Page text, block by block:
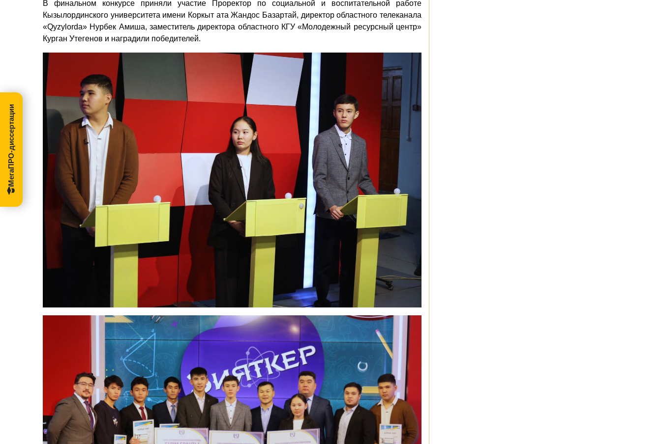
В финальном конкурсе приняли участие Проректор по социальной и воспитательной работе
Кызылординского университета имени Коркыт ата Жандос Базартай, директор областного телеканала
«Qyzylorda» Нурбек Амиша, заместитель директора областного КГУ «Молодежный ресурсный центр»
Курган Утегенов и наградили победителей.
МегаПРО-диссертации